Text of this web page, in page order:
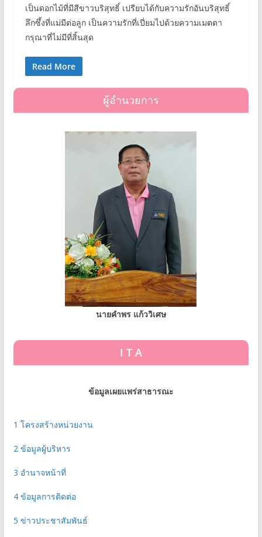
เป็นดอกไม้ที่มีสีขาวบริสุทธิ์ เปรียบได้กับความรักอันบริสุทธิ์
ลึกซึ้งที่แม่มีต่อลูก เป็นความรักที่เปี่ยมไปด้วยความเมตตา
กรุณาที่ไม่มีที่สิ้นสุด
Read More
ผู้อำนวยการ
นายคำพร แก้ววิเศษ
I T A
ข้อมูลเผยแพร่สาธารณะ
1 โครงสร้างหน่วยงาน
2 ข้อมูลผู้บริหาร
3 อํานาจหน้าที่
4 ข้อมูลการติดต่อ
5 ข่าวประชาสัมพันธ์